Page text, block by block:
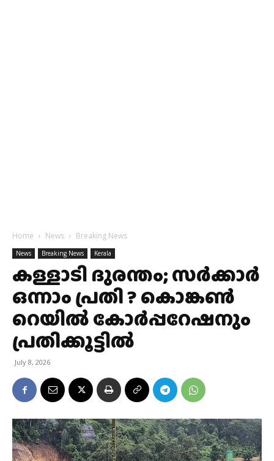
Home News Breaking News
News Breaking News Kerala
കള്ളാടി ദുരന്തം; സർക്കാർ
ഒന്നാം പ്രതി ? കൊങ്കൺ
റെയിൽ കോർപ്പറേഷനും
പ്രതിക്കൂട്ടിൽ
July 8, 2026